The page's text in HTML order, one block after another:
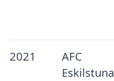
2021
AFC
Eskilstuna